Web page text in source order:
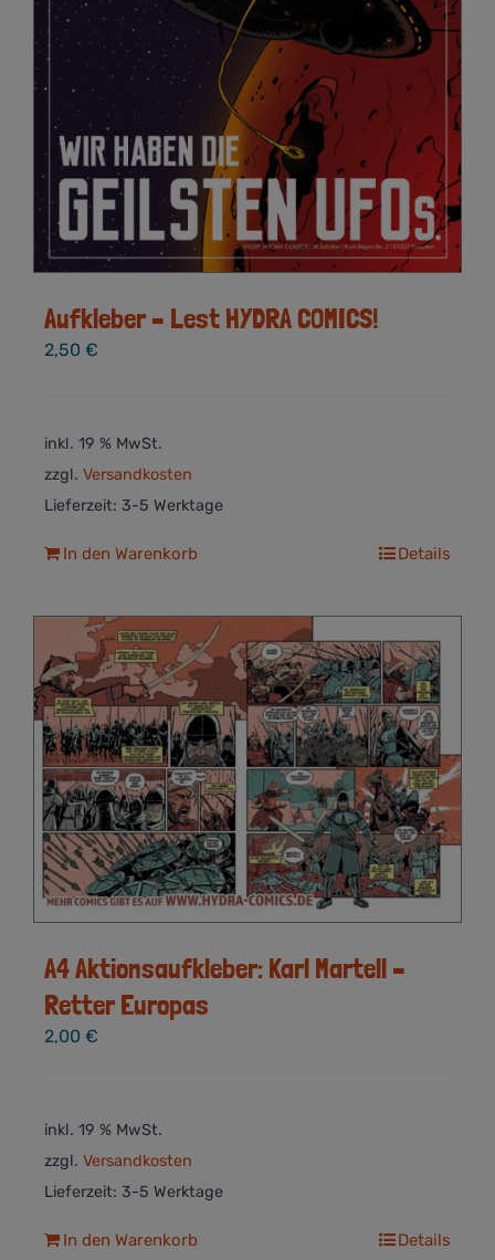
Aufkleber – Lest HYDRA COMICS!
2,50 €
inkl. 19 % MwSt.
zzgl. Versandkosten
Lieferzeit: 3-5 Werktage
In den Warenkorb Details
A4 Aktionsaufkleber: Karl Martell –
Retter Europas
2,00 €
inkl. 19 % MwSt.
zzgl. Versandkosten
Lieferzeit: 3-5 Werktage
In den Warenkorb Details